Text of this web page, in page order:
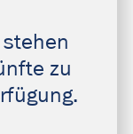
zu